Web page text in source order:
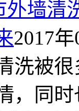
墙清
2017
洗被
，同